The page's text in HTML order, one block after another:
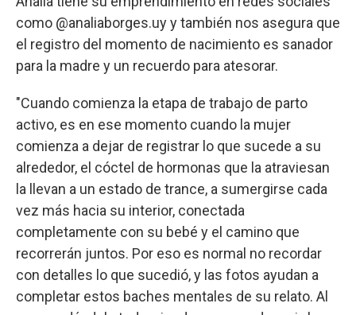
como @analiaborges.uy y también nos asegura que
el registro del momento de nacimiento es sanador
para la madre y un recuerdo para atesorar.
"Cuando comienza la etapa de trabajo de parto
activo, es en ese momento cuando la mujer
comienza a dejar de registrar lo que sucede a su
alrededor, el cóctel de hormonas que la atraviesan
la llevan a un estado de trance, a sumergirse cada
vez más hacia su interior, conectada
completamente con su bebé y el camino que
recorrerán juntos. Por eso es normal no recordar
con detalles lo que sucedió, y las fotos ayudan a
completar estos baches mentales de su relato. Al